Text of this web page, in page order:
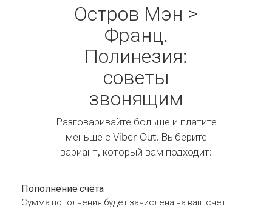
Остров Мэн >
Франц.
Полинезия:
советы
звонящим
Разговаривайте больше и платите
меньше с Viber Out. Выберите
вариант, который вам подходит:
Пополнение счёта
Сумма пополнения будет зачислена на ваш счёт